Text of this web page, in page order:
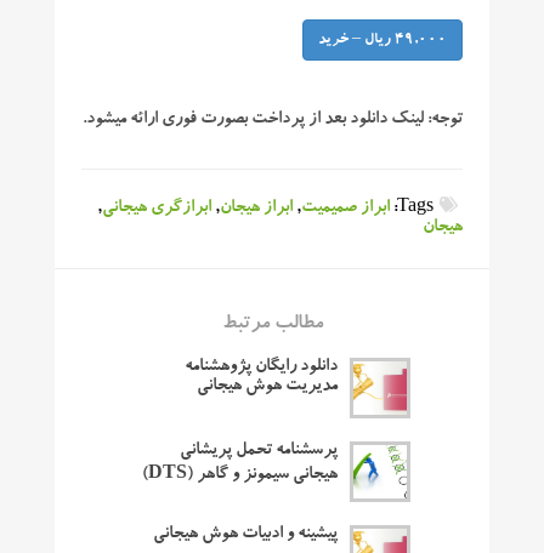
49,000 ریال – خرید
توجه: لینک دانلود بعد از پرداخت بصورت فوری ارائه میشود.
Tags: ابراز صمیمیت,ابراز هیجان,ابرازگری هیجانی,
هیجان
مطالب مرتبط
دانلود رایگان پژوهشنامه
مدیریت هوش هیجانی
پرسشنامه تحمل پریشانی
هیجانی سیمونز و گاهر (DTS)
پیشینه و ادبیات هوش هیجانی